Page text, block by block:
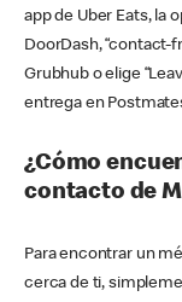
app de Uber Eats, la
DoorDash, “contact-
Grubhub o elige
entrega en
¿Cómo
contacto de
Para encontrar un
cerca de ti,